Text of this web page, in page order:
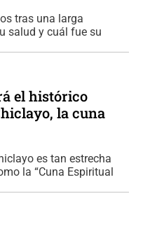
tras una larga
salud y cuál fue su
el histórico
la cuna
es tan estrecha
la “Cuna Espiritual